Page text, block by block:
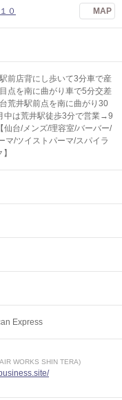
０ MAP
前店背にし歩いて3分車で産
点を南に曲がり車で5分交差
荒井駅前点を南に曲がり30
中は荒井駅徒歩3分で営業→9
仙台/メンズ/理容室/バーバー/
マ/ツイストパーマ/スパイラ
Express
WORKS SHIN TERA)